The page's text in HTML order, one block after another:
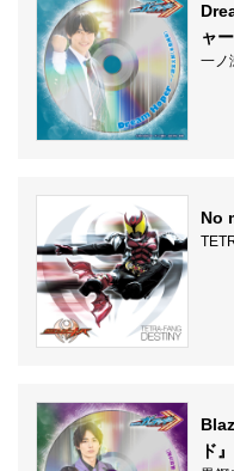
ャ
一ノ
No
ド